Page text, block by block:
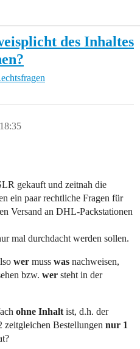
des Inhaltes
gekauft und zeitnah die
ein paar rechtliche Fragen für
Versand an DHL-Packstationen
mal durchdacht werden sollen.
wer muss was nachweisen,
bzw. wer steht in der
ohne Inhalt ist, d.h. der
zeitgleichen Bestellungen nur 1